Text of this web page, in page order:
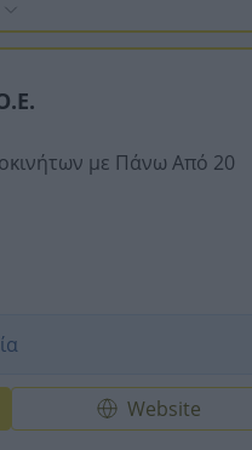
με Πάνω Από 20
Website